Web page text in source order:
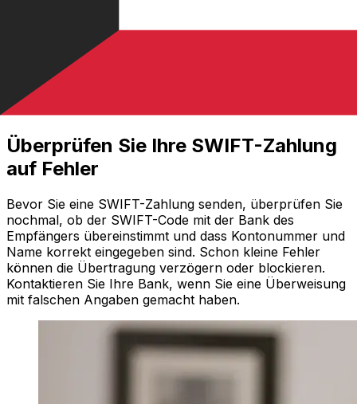
Überprüfen Sie Ihre SWIFT-Zahlung
auf Fehler
Bevor Sie eine SWIFT-Zahlung senden, überprüfen Sie
nochmal, ob der SWIFT-Code mit der Bank des
Empfängers übereinstimmt und dass Kontonummer und
Name korrekt eingegeben sind. Schon kleine Fehler
können die Übertragung verzögern oder blockieren.
Kontaktieren Sie Ihre Bank, wenn Sie eine Überweisung
mit falschen Angaben gemacht haben.